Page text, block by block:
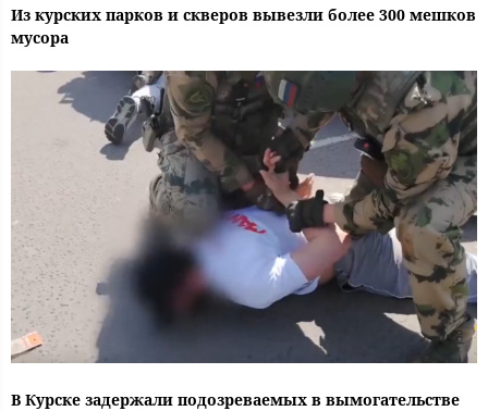
Из курских парков и скверов вывезли более 300 мешков
мусора
В Курске задержали подозреваемых в вымогательстве